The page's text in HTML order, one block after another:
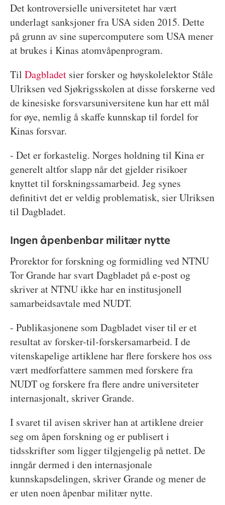
Det kontroversielle universitetet har vært
underlagt sanksjoner fra USA siden 2015. Dette
på grunn av sine supercomputere som USA mener
at brukes i Kinas atomvåpenprogram.
Til Dagbladetsier forsker og høyskolelektor Ståle
Ulriksen ved Sjøkrigsskolen at disse forskerne ved
de kinesiske forsvarsuniversitene kun har ett mål
for øye, nemlig å skaffe kunnskap til fordel for
Kinas forsvar.
- Det er forkastelig. Norges holdning til Kina er
generelt altfor slapp når det gjelder risikoer
knyttet til forskningssamarbeid. Jeg synes
definitivt det er veldig problematisk, sier Ulriksen
til Dagbladet.
Ingen åpenbenbar militær nytte
Prorektor for forskning og formidling ved NTNU
Tor Grande har svart Dagbladet på e-post og
skriver at NTNU ikke har en institusjonell
samarbeidsavtale med NUDT.
- Publikasjonene som Dagbladet viser til er et
resultat av forsker-til-forskersamarbeid. I de
vitenskapelige artiklene har flere forskere hos oss
vært medforfattere sammen med forskere fra
NUDT og forskere fra flere andre universiteter
internasjonalt, skriver Grande.
I svaret til avisen skriver han at artiklene dreier
seg om åpen forskning og er publisert i
tidsskrifter som ligger tilgjengelig på nettet. De
inngår dermed i den internasjonale
kunnskapsdelingen, skriver Grande og mener de
er uten noen åpenbar militær nytte.